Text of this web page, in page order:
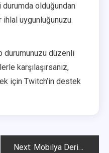
durumda olduğundan
ihlal uygunluğunuzu
durumunuzu düzenli
karşılaşırsanız,
için Twitch’in destek
Next: Mobilya Derisi Talepleri: Tasarım stilleri, Talep kaynakları, Etkinlik süreleri